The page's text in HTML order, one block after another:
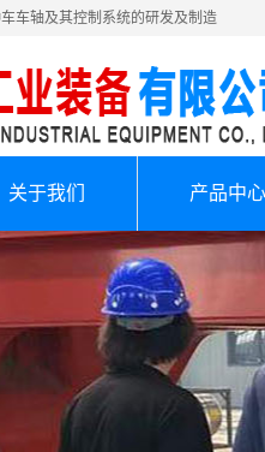
车轴及其控制系统的研发及制造
关于我们 产品中心